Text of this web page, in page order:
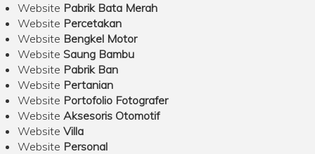
Website Pabrik Bata Merah
Website Percetakan
Website Bengkel Motor
Website Saung Bambu
Website Pabrik Ban
Website Pertanian
Website Portofolio Fotografer
Website Aksesoris Otomotif
Website Villa
Website Personal